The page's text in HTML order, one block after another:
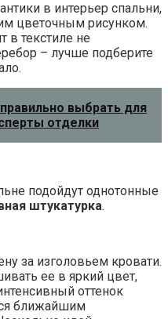
в интерьер спальни,
цветочным рисунком.
в текстиле не
– лучше подберите
выбрать для
отделки
подойдут однотонные
штукатурка.
за изголовьем кровати.
ее в яркий цвет,
оттенок
ближайшим